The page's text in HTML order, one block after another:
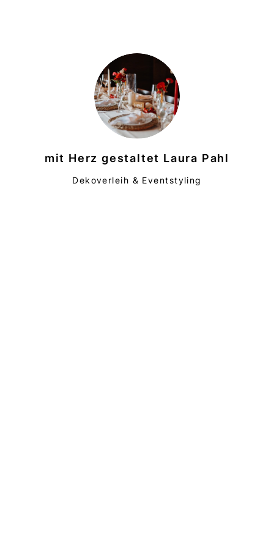
mit Herz gestaltet Laura Pahl
Dekoverleih & Eventstyling